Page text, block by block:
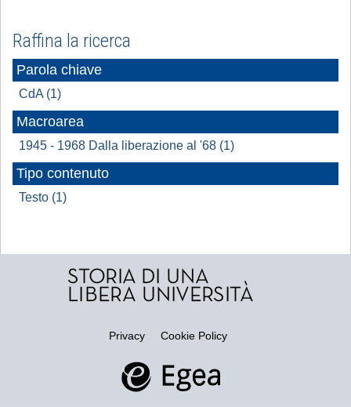
Raffina la ricerca
Parola chiave
CdA (1)
Macroarea
1945 - 1968 Dalla liberazione al '68 (1)
Tipo contenuto
Testo (1)
Privacy Cookie Policy